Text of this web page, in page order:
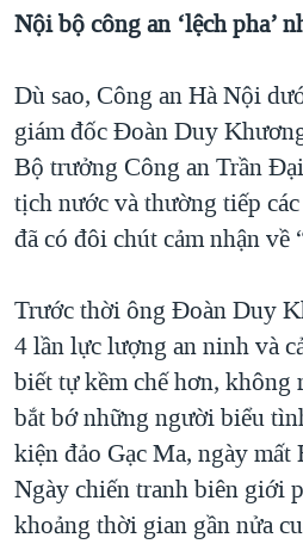
Nội bộ công an ‘lệch pha’
Dù sao, Công an Hà Nội
giám đốc Đoàn Duy
Bộ trưởng Công an Trần
tịch nước và thường tiếp
đã có đôi chút cảm nhận về
Trước thời ông Đoàn Duy
4 lần lực lượng an ninh và
biết tự kềm chế hơn, không
bắt bớ những người biểu
kiện đảo Gạc Ma, ngày mất
Ngày chiến tranh biên giới
khoảng thời gian gần nửa